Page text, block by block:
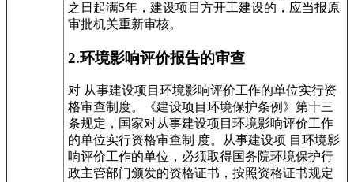
之日起满5年，建设项目方开工建设的，应当报原
审批机关重新审核。
2.环境影响评价报告的审查
对 从事建设项目环境影响评价工作的单位实行资
格审查制度。《建设项目环境保护条例》第十三
条规定，国家对从事建设项目环境影响评价工作
的单位实行资格审查制 度。从事建设项 目环境影
响评价工作的单位，必须取得国务院环境保护行
政主管部门颁发的资格证书，按照资格证书规定